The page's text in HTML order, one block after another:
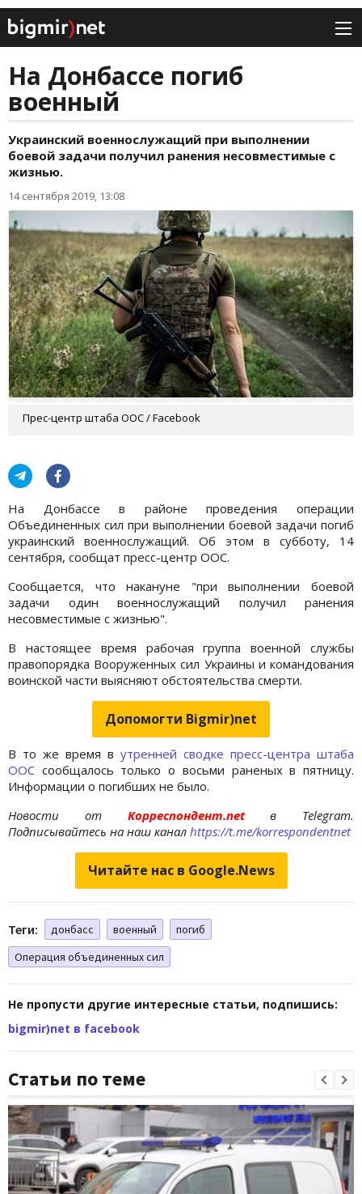
На Донбассе погиб
военный
Украинский военнослужащий при выполнении
боевой задачи получил ранения несовместимые с
жизнью.
14 сентября 2019, 13:08
Прес-центр штаба ООС / Facebook
На Донбассе в районе проведения операции
Объединенных сил при выполнении боевой задачи погиб
украинский военнослужащий. Об этом в субботу, 14
сентября, сообщат пресс-центр ООС.
Сообщается, что накануне "при выполнении боевой
задачи один военнослужащий получил ранения
несовместимые с жизнью".
В настоящее время рабочая группа военной службы
правопорядка Вооруженных сил Украины и командования
воинской части выясняют обстоятельства смерти.
Допомогти Bigmir)net
В то же время в утренней сводке пресс-центра штаба
ООС сообщалось только о восьми раненых в пятницу.
Информации о погибших не было.
Новости отКорреспондент.netв Telegram.
Подписывайтесь на наш канал https://t.me/korrespondentnet
Читайте нас в Google.News
Теги: донбасс военный
погиб
Операция объединенных сил
Не пропусти другие интересные статьи, подпишись:
bigmir)net в facebook
Статьи по теме